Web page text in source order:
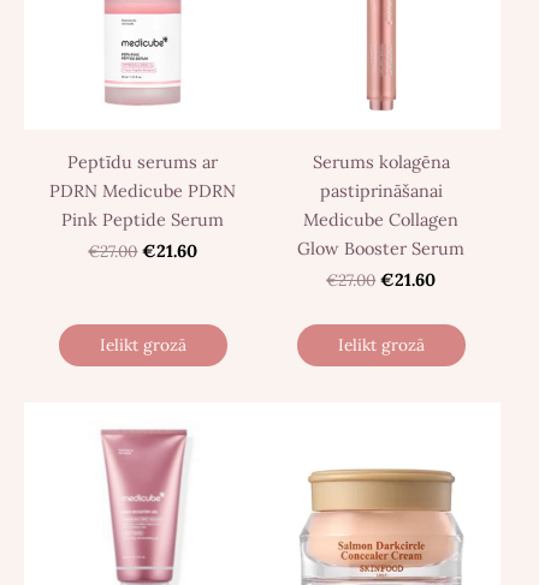
Peptīdu serums ar
PDRN Medicube PDRN
Pink Peptide Serum
€27.00 €21.60
Ielikt grozā
Serums kolagēna
pastiprināšanai
Medicube Collagen
Glow Booster Serum
€27.00 €21.60
Ielikt grozā